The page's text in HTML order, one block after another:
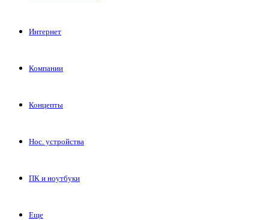
Интернет
Компании
Концепты
Нос. устройства
ПК и ноутбуки
Еще